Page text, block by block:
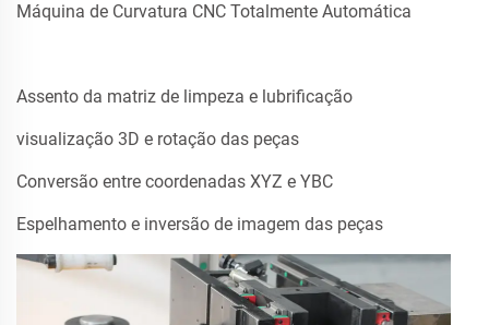
Máquina de Curvatura CNC Totalmente Automática
Assento da matriz de limpeza e lubrificação
visualização 3D e rotação das peças
Conversão entre coordenadas XYZ e YBC
Espelhamento e inversão de imagem das peças